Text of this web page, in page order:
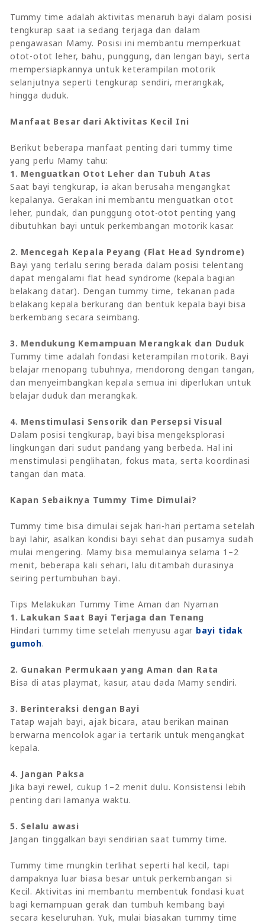
Tummy time adalah aktivitas menaruh bayi dalam posisi
tengkurap saat ia sedang terjaga dan dalam
pengawasan Mamy. Posisi ini membantu memperkuat
otot-otot leher, bahu, punggung, dan lengan bayi, serta
mempersiapkannya untuk keterampilan motorik
selanjutnya seperti tengkurap sendiri, merangkak,
hingga duduk.
Manfaat Besar dari Aktivitas Kecil Ini
Berikut beberapa manfaat penting dari tummy time
yang perlu Mamy tahu:
1. Menguatkan Otot Leher dan Tubuh Atas
Saat bayi tengkurap, ia akan berusaha mengangkat
kepalanya. Gerakan ini membantu menguatkan otot
leher, pundak, dan punggung otot-otot penting yang
dibutuhkan bayi untuk perkembangan motorik kasar.
2. Mencegah Kepala Peyang (Flat Head Syndrome)
Bayi yang terlalu sering berada dalam posisi telentang
dapat mengalami flat head syndrome (kepala bagian
belakang datar). Dengan tummy time, tekanan pada
belakang kepala berkurang dan bentuk kepala bayi bisa
berkembang secara seimbang.
3. Mendukung Kemampuan Merangkak dan Duduk
Tummy time adalah fondasi keterampilan motorik. Bayi
belajar menopang tubuhnya, mendorong dengan tangan,
dan menyeimbangkan kepala semua ini diperlukan untuk
belajar duduk dan merangkak.
4. Menstimulasi Sensorik dan Persepsi Visual
Dalam posisi tengkurap, bayi bisa mengeksplorasi
lingkungan dari sudut pandang yang berbeda. Hal ini
menstimulasi penglihatan, fokus mata, serta koordinasi
tangan dan mata.
Kapan Sebaiknya Tummy Time Dimulai?
Tummy time bisa dimulai sejak hari-hari pertama setelah
bayi lahir, asalkan kondisi bayi sehat dan pusarnya sudah
mulai mengering. Mamy bisa memulainya selama 1–2
menit, beberapa kali sehari, lalu ditambah durasinya
seiring pertumbuhan bayi.
Tips Melakukan Tummy Time Aman dan Nyaman
1. Lakukan Saat Bayi Terjaga dan Tenang
Hindari tummy time setelah menyusu agar bayi tidak
gumoh.
2. Gunakan Permukaan yang Aman dan Rata
Bisa di atas playmat, kasur, atau dada Mamy sendiri.
3. Berinteraksi dengan Bayi
Tatap wajah bayi, ajak bicara, atau berikan mainan
berwarna mencolok agar ia tertarik untuk mengangkat
kepala.
4. Jangan Paksa
Jika bayi rewel, cukup 1–2 menit dulu. Konsistensi lebih
penting dari lamanya waktu.
5. Selalu awasi
Jangan tinggalkan bayi sendirian saat tummy time.
Tummy time mungkin terlihat seperti hal kecil, tapi
dampaknya luar biasa besar untuk perkembangan si
Kecil. Aktivitas ini membantu membentuk fondasi kuat
bagi kemampuan gerak dan tumbuh kembang bayi
secara keseluruhan. Yuk, mulai biasakan tummy time